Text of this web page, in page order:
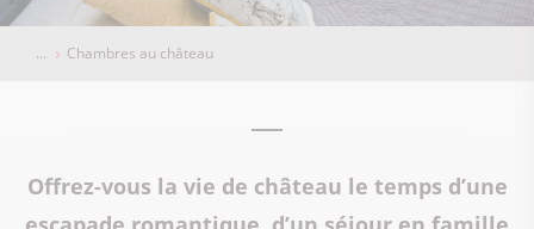
Chambres au château
Offrez-vous la vie de château le temps d’une